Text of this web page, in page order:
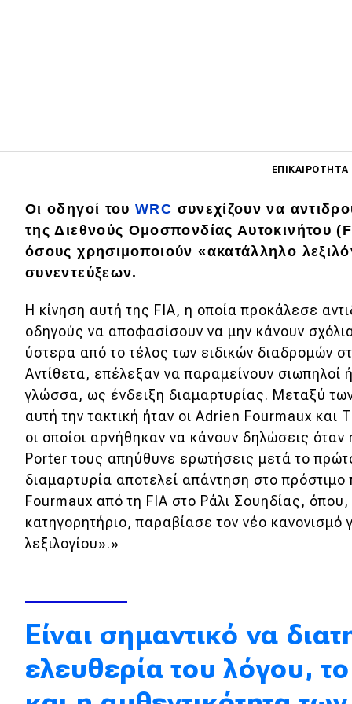
ΕΠΙΚΑΙΡΌΤΗΤΑ
Main navigation
Επικαιρότητα
Νέα μοντέλα
Πρωτότυπα
Ελλάδα
Κόσμος
Τεχνολογία
Ασφάλεια
Αγορά
Απόψεις
Test Drive
Συγκρίνουμε
Οι οδηγοί τουWRC συνεχίζουν να
της Διεθνούς Ομοσπονδίας Αυτοκινήτου
όσους χρησιμοποιούν «ακατάλληλο
συνεντεύξεων.
Η κίνηση αυτή της FIA, η οποία προκάλεσε
οδηγούς να αποφασίσουν να μην κάνουν
ύστερα από το τέλος των ειδικών διαδρομών
Αντίθετα, επέλεξαν να παραμείνουν σιωπηλοί
γλώσσα, ως ένδειξη διαμαρτυρίας. Μεταξύ
αυτή την τακτική ήταν οι Adrien Fourmaux και
οι οποίοι αρνήθηκαν να κάνουν δηλώσεις
Porter τους απηύθυνε ερωτήσεις μετά το
διαμαρτυρία αποτελεί απάντηση στο
Fourmaux από τη FIA στο Ράλι Σουηδίας,
κατηγορητήριο, παραβίασε τον νέο κανονισμό
λεξιλογίου».»
Είναι σημαντικό να
ελευθερία του λόγου,